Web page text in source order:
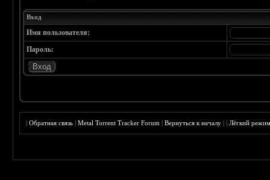
Вход
Имя пользователя:
Пароль:
|Обратная связь |Metal Torrent Tracker Forum |Вернуться к началу ||Лёгкий